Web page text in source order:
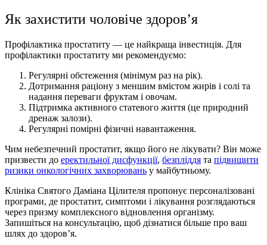
Як захистити чоловіче здоров’я
Профілактика простатиту — це найкраща інвестиція. Для
профілактики простатиту ми рекомендуємо:
Регулярні обстеження (мінімум раз на рік).
Дотримання раціону з меншим вмістом жирів і солі та
надання переваги фруктам і овочам.
Підтримка активного статевого життя (це природний
дренаж залози).
Регулярні помірні фізичні навантаження.
Чим небезпечний простатит, якщо його не лікувати? Він може
призвести до еректильної дисфункції, безпліддя та підвищити
ризики онкологічних захворювань у майбутньому.
Клініка Святого Даміана Цілителя пропонує персоналізовані
програми, де простатит, симптоми і лікування розглядаються
через призму комплексного відновлення організму.
Запишіться на консультацію, щоб дізнатися більше про ваш
шлях до здоров’я.